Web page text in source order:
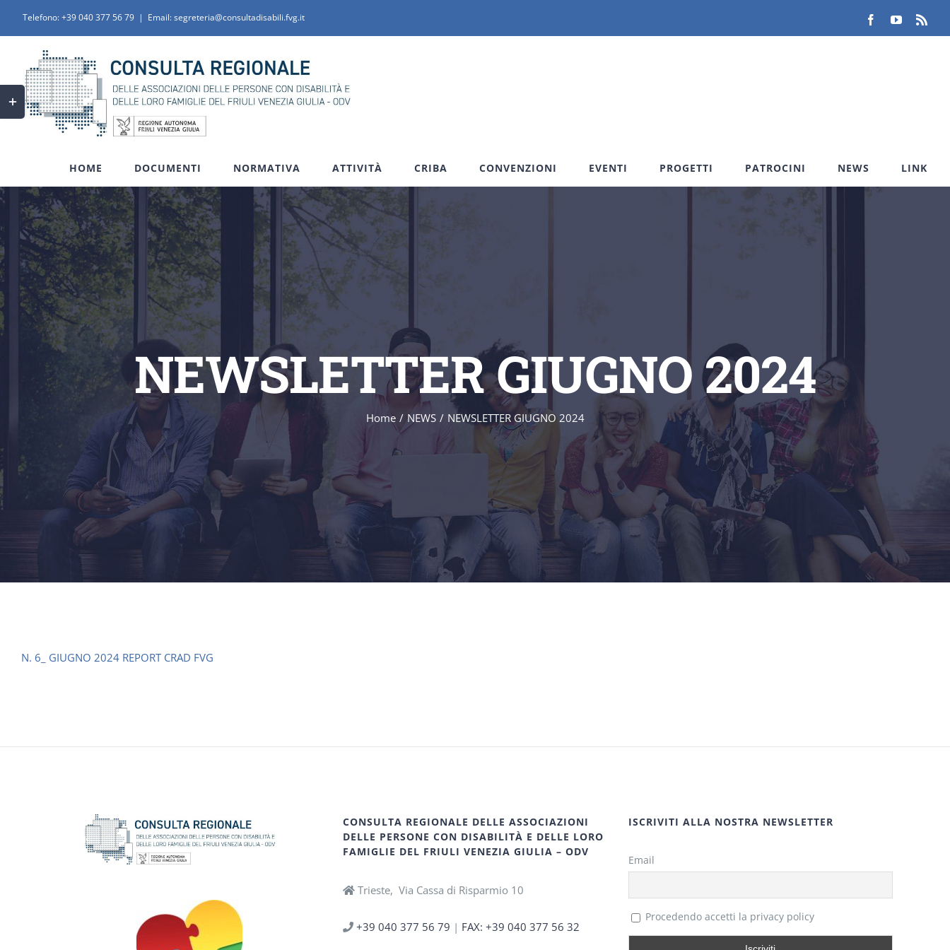
al
contenuto
Telefono:+39 040 377 56 79 | Email: segreteria@consultadisabili.fvg.it FacebookYouTube
HOME DOCUMENTI NORMATIVA ATTIVITÀ CRIBA CONVENZIONI EVENTI PROGETTI PATROCINI NEWS LINK
NEWSLETTER GIUGNO 2024
Home / NEWS / NEWSLETTER GIUGNO 2024
N. 6_ GIUGNO 2024 REPORT CRAD FVG
CONSULTA REGIONALE DELLE ASSOCIAZIONI
DELLE PERSONE CON DISABILITÀ E DELLE LORO
FAMIGLIE DEL FRIULI VENEZIA GIULIA – ODV
Trieste, Via Cassa di Risparmio 10
+39 040 377 56 79 | FAX: +39 040 377 56 32
ISCRIVITI ALLA NOSTRA NEWSLETTER
Email
Procedendo accetti la privacy policy
Toggle
area